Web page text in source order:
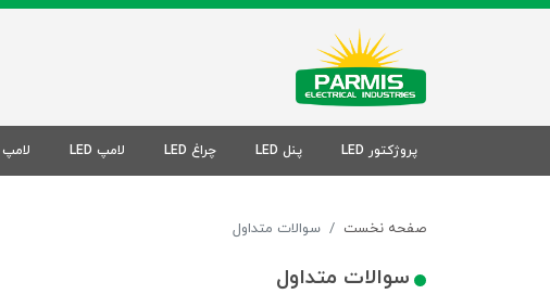
پروژکتور LED پنل LED چراغ LED لامپ LED لامپ FPL
صفحه نخست سوالات متداول
سوالات متداول